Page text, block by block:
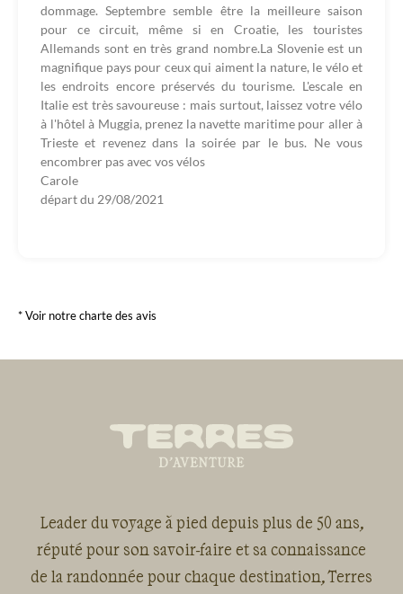
dommage. Septembre semble être la meilleure saison
pour ce circuit, même si en Croatie, les touristes
Allemands sont en très grand nombre.La Slovenie est un
magnifique pays pour ceux qui aiment la nature, le vélo et
les endroits encore préservés du tourisme. L'escale en
Italie est très savoureuse : mais surtout, laissez votre vélo
à l'hôtel à Muggia, prenez la navette maritime pour aller à
Trieste et revenez dans la soirée par le bus. Ne vous
encombrer pas avec vos vélos
Carole
départ du 29/08/2021
* Voir notre charte des avis
Leader du voyage à pied depuis plus de 50 ans,
réputé pour son savoir-faire et sa connaissance
de la randonnée pour chaque destination, Terres